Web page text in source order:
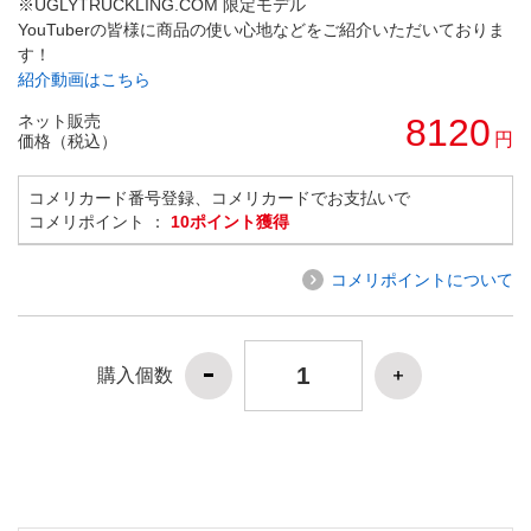
※UGLYTRUCKLING.COM 限定モデル
YouTuberの皆様に商品の使い心地などをご紹介いただいておりま
す！
紹介動画はこちら
ネット販売
価格（税込）
8120 円
コメリカード番号登録、コメリカードでお支払いで
コメリポイント ： 10ポイント獲得
コメリポイントについて
購入個数